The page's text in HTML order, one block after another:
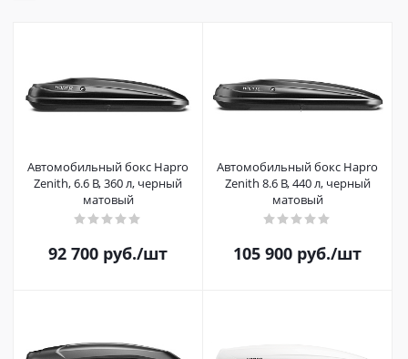
Автомобильный бокс Hapro
Zenith, 6.6 B, 360 л, черный
матовый
92 700 руб./шт
Автомобильный бокс Hapro
Zenith 8.6 B, 440 л, черный
матовый
105 900 руб./шт